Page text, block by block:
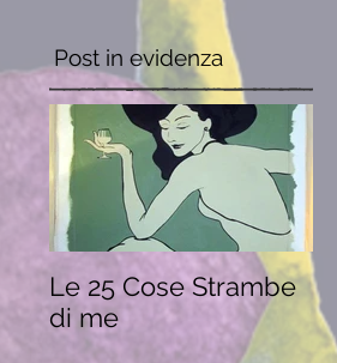
Post in evidenza
Le 25 Cose Strambe
di me